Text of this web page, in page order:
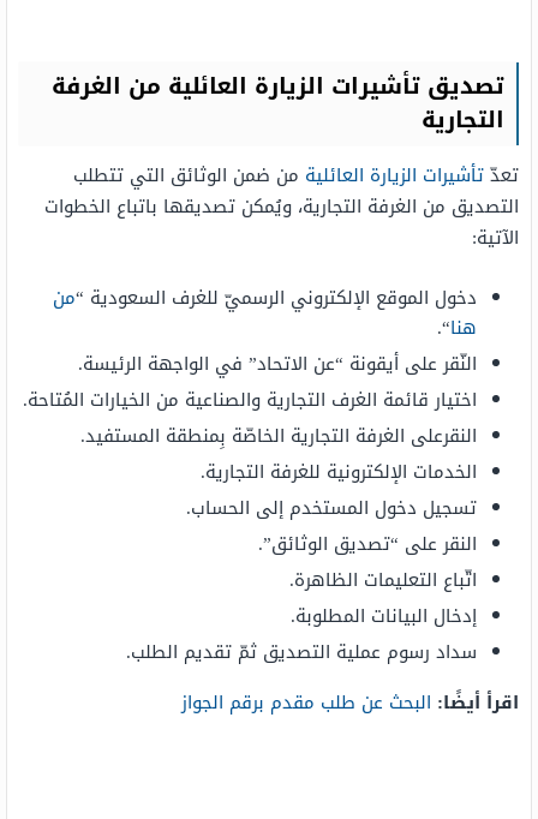
تصديق تأشيرات الزيارة العائلية من الغرفة
التجارية
تعدّتأشيرات الزيارة العائلية من ضمن الوثائق التي تتطلب
التصديق من الغرفة التجارية، ويُمكن تصديقها باتباع الخطوات
الآتية:
دخول الموقع الإلكتروني الرسميّ للغرف السعودية “من
هنا“.
النّقر على أيقونة “عن الاتحاد” في الواجهة الرئيسة.
اختيار قائمة الغرف التجارية والصناعية من الخيارات المُتاحة.
النقرعلى الغرفة التجارية الخاصّة بِمنطقة المستفيد.
الخدمات الإلكترونية للغرفة التجارية.
تسجيل دخول المستخدم إلى الحساب.
النقر على “تصديق الوثائق”.
اتّباع التعليمات الظاهرة.
إدخال البيانات المطلوبة.
سداد رسوم عملية التصديق ثمّ تقديم الطلب.
اقرأ أيضًا: البحث عن طلب مقدم برقم الجواز